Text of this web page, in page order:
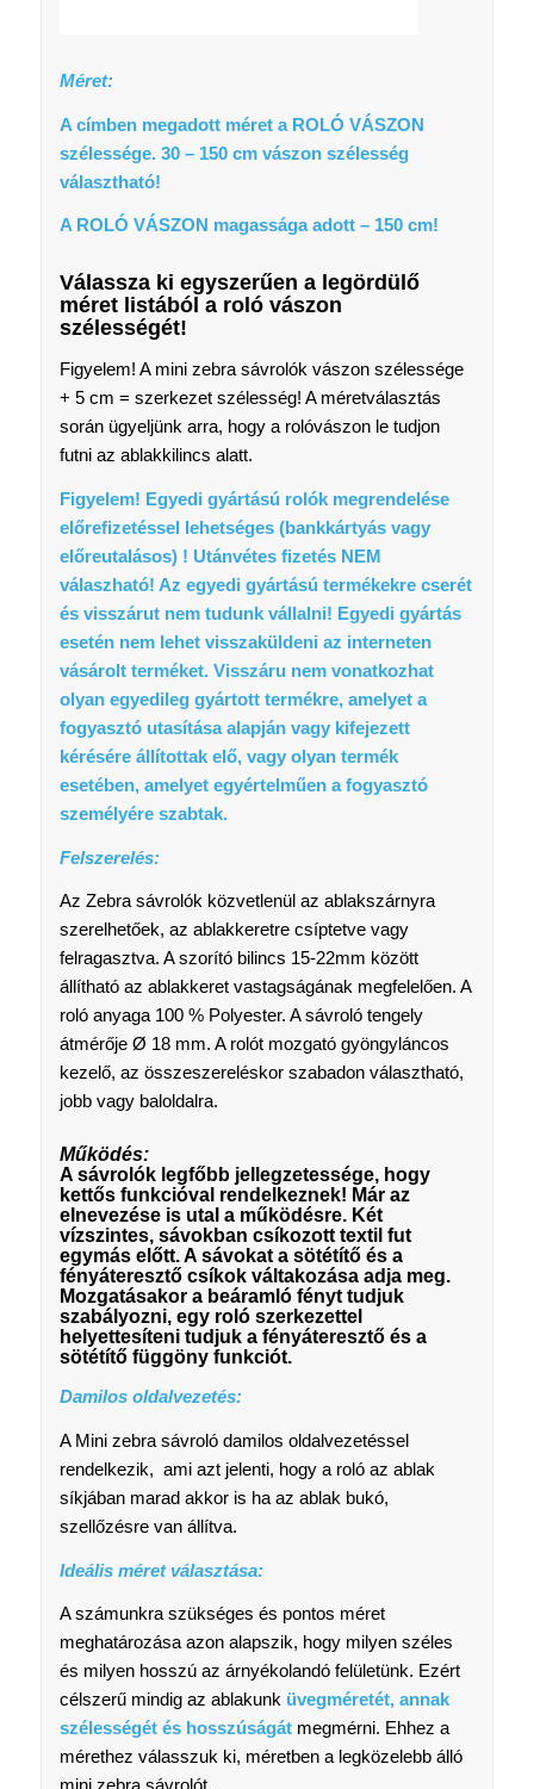
Méret:
A címben megadott méret a ROLÓ VÁSZON
szélessége. 30 – 150 cm vászon szélesség
választható!
A ROLÓ VÁSZON magassága adott – 150 cm!
Válassza ki egyszerűen a legördülő
méret listából a roló vászon
szélességét!
Figyelem! A mini zebra sávrolók vászon szélessége
+ 5 cm = szerkezet szélesség! A méretválasztás
során ügyeljünk arra, hogy a rolóvászon le tudjon
futni az ablakkilincs alatt.
Figyelem! Egyedi gyártású rolók megrendelése
előrefizetéssel lehetséges (bankkártyás vagy
előreutalásos) ! Utánvétes fizetés NEM
válaszható! Az egyedi gyártású termékekre cserét
és visszárut nem tudunk vállalni! Egyedi gyártás
esetén nem lehet visszaküldeni az interneten
vásárolt terméket. Visszáru nem vonatkozhat
olyan egyedileg gyártott termékre, amelyet a
fogyasztó utasítása alapján vagy kifejezett
kérésére állítottak elő, vagy olyan termék
esetében, amelyet egyértelműen a fogyasztó
személyére szabtak.
Felszerelés:
Az Zebra sávrolók közvetlenül az ablakszárnyra
szerelhetőek, az ablakkeretre csíptetve vagy
felragasztva. A szorító bilincs 15-22mm között
állítható az ablakkeret vastagságának megfelelően. A
roló anyaga 100 % Polyester. A sávroló tengely
átmérője Ø 18 mm. A rolót mozgató gyöngyláncos
kezelő, az összeszereléskor szabadon választható,
jobb vagy baloldalra.
Működés:
A sávrolók legfőbb jellegzetessége, hogy
kettős funkcióval rendelkeznek! Már az
elnevezése is utal a működésre. Két
vízszintes, sávokban csíkozott textil fut
egymás előtt. A sávokat a sötétítő és a
fényáteresztő csíkok váltakozása adja meg.
Mozgatásakor a beáramló fényt tudjuk
szabályozni, egy roló szerkezettel
helyettesíteni tudjuk a fényáteresztő és a
sötétítő függöny funkciót.
Damilos oldalvezetés:
A Mini zebra sávroló damilos oldalvezetéssel
rendelkezik, ami azt jelenti, hogy a roló az ablak
síkjában marad akkor is ha az ablak bukó,
szellőzésre van állítva.
Ideális méret választása:
A számunkra szükséges és pontos méret
meghatározása azon alapszik, hogy milyen széles
és milyen hosszú az árnyékolandó felületünk. Ezért
célszerű mindig az ablakunk üvegméretét, annak
szélességét és hosszúságátmegmérni. Ehhez a
mérethez válasszuk ki, méretben a legközelebb álló